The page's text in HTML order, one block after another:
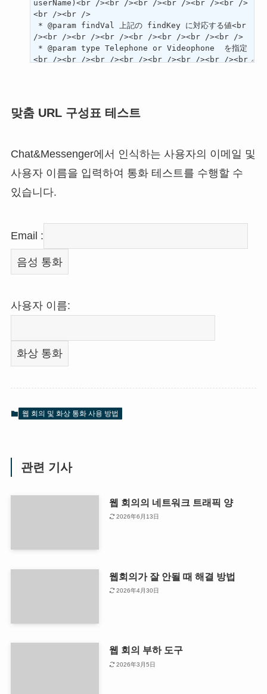
맞춤 URL 구성표 테스트
Chat&Messenger에서 인식하는 사용자의 이메일 및
사용자 이름을 입력하여 통화 테스트를 수행할 수
있습니다.
Email :
사용자 이름:
웹 회의 및 화상 통화 사용 방법
관련 기사
웹 회의의 네트워크 트래픽 양
2026年6月13日
웹회의가 잘 안될 때 해결 방법
2026年4月30日
웹 회의 부하 도구
2026年3月5日